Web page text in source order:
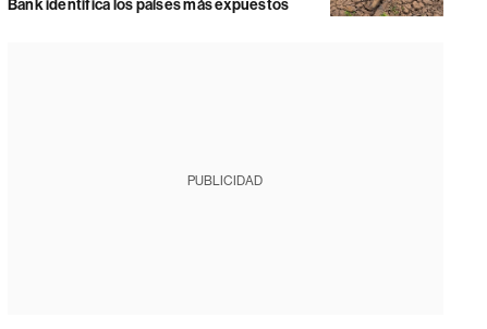
Bank identifica los países más expuestos
PUBLICIDAD